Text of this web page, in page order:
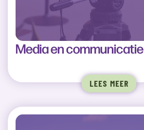
Media en communicatie
LEES MEER